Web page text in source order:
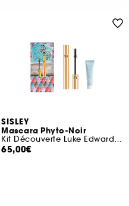
SISLEY
Mascara Phyto-Noir
Kit Découverte Luke Edward Hall
65,00€